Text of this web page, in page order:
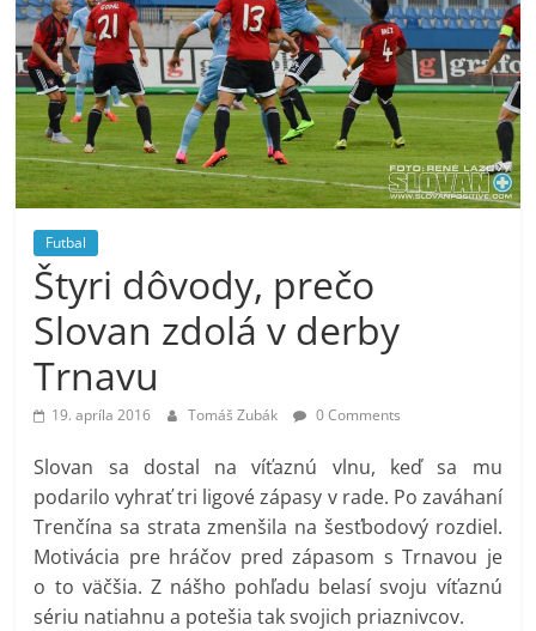
Futbal
Štyri dôvody, prečo
Slovan zdolá v derby
Trnavu
19. apríla 2016 Tomáš Zubák 0 Comments
Slovan sa dostal na víťaznú vlnu, keď sa mu
podarilo vyhrať tri ligové zápasy v rade. Po zaváhaní
Trenčína sa strata zmenšila na šesťbodový rozdiel.
Motivácia pre hráčov pred zápasom s Trnavou je
o to väčšia. Z nášho pohľadu belasí svoju víťaznú
sériu natiahnu a potešia tak svojich priaznivcov.